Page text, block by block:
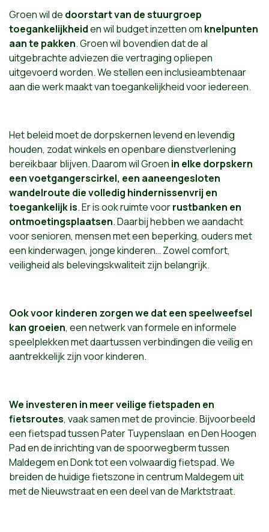
Groen wil de doorstart van de stuurgroep
toegankelijkheiden wil budget inzetten om knelpunten
aan te pakken. Groen wil bovendien dat de al
uitgebrachte adviezen die vertraging opliepen
uitgevoerd worden. We stellen een inclusieambtenaar
aan die werk maakt van toegankelijkheid voor iedereen.
Het beleid moet de dorpskernen levend en levendig
houden, zodat winkels en openbare dienstverlening
bereikbaar blijven. Daarom wil Groen in elke dorpskern
een voetgangerscirkel, een aaneengesloten
wandelroute die volledig hindernissenvrij en
toegankelijk is. Er is ook ruimte voorrustbanken en
ontmoetingsplaatsen. Daarbij hebben we aandacht
voor senioren, mensen met een beperking, ouders met
een kinderwagen, jonge kinderen… Zowel comfort,
veiligheid als belevingskwaliteit zijn belangrijk.
Ook voor kinderen zorgen we dat een speelweefsel
kan groeien, een netwerk van formele en informele
speelplekken met daartussen verbindingen die veilig en
aantrekkelijk zijn voor kinderen.
We investeren in meer veilige fietspaden en
fietsroutes, vaak samen met de provincie. Bijvoorbeeld
een fietspad tussen Pater Tuypenslaan en Den Hoogen
Pad en de inrichting van de spoorwegberm tussen
Maldegem en Donk tot een volwaardig fietspad. We
breiden de huidige fietszone in centrum Maldegem uit
met de Nieuwstraat en een deel van de Marktstraat.